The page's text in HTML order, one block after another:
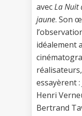
avecLa Nuit
jaune. Son
idéalement
essayèrent
Henri
Bertrand